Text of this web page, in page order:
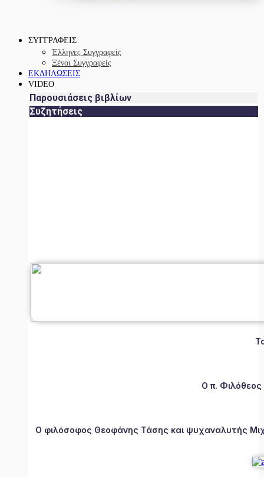
ΣΥΓΓΡΑΦΕΙΣ
Έλληνες Συγγραφείς
Ξένοι Συγγραφείς
ΕΚΔΗΛΩΣΕΙΣ
VIDEO
Παρουσιάσεις βιβλίων
Συζητήσεις
Ο π.
Ο φιλόσοφος Θεοφάνης Τάσης και ψυχαναλυτής